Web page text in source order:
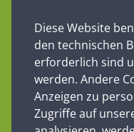
Diese Website
den technischen
erforderlich sind
werden. Andere
Anzeigen zu
Zugriffe auf